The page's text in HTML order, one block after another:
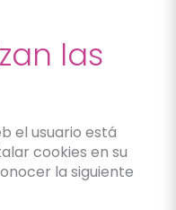
las
el usuario está
cookies en su
la siguiente